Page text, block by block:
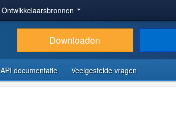
Ontwikkelaarsbronnen
Downloaden
API documentatie Veelgestelde vragen